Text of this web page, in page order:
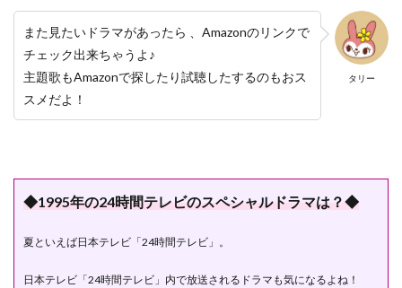
タリー
また見たいドラマがあったら 、Amazonのリンクで
チェック出来ちゃうよ♪
主題歌もAmazonで探したり試聴したするのもおス
スメだよ！
◆1995年の24時間テレビのスペシャルドラマは？◆
夏といえば日本テレビ「24時間テレビ」。
日本テレビ「24時間テレビ」内で放送されるドラマも気になるよね！